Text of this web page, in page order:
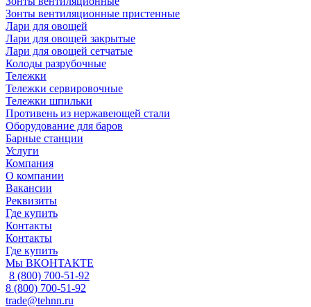
Зонты вентиляционные пристенные
Лари для овощей
Лари для овощей закрытые
Лари для овощей сетчатые
Колоды разрубочные
Тележки
Тележки сервировочные
Тележки шпильки
Противень из нержавеющей стали
Оборудование для баров
Барные станции
Услуги
Компания
О компании
Вакансии
Реквизиты
Где купить
Контакты
Контакты
Где купить
Мы ВКОНТАКТЕ
8 (800) 700-51-92
8 (800) 700-51-92
trade@tehnn.ru